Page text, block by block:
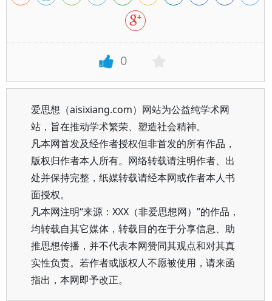
0
爱思想（aisixiang.com）网站为公益纯学术网
站，旨在推动学术繁荣、塑造社会精神。
凡本网首发及经作者授权但非首发的所有作品，
版权归作者本人所有。网络转载请注明作者、出
处并保持完整，纸媒转载请经本网或作者本人书
面授权。
凡本网注明“来源：XXX（非爱思想网）”的作品，
均转载自其它媒体，转载目的在于分享信息、助
推思想传播，并不代表本网赞同其观点和对其真
实性负责。若作者或版权人不愿被使用，请来函
指出，本网即予改正。